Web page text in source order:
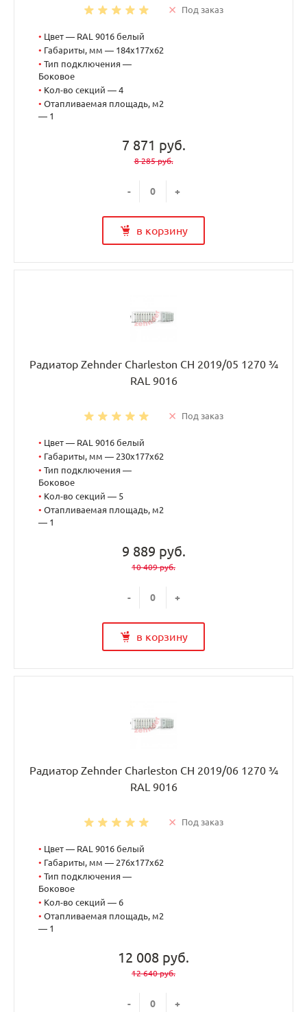
Под заказ
• Цвет — RAL 9016 белый
• Габариты, мм — 184x177x62
• Тип подключения —
Боковое
• Кол-во секций — 4
• Отапливаемая площадь, м2
— 1
7 871 руб.
8 285 руб.
- +
в корзину
Радиатор Zehnder Charleston CH 2019/05 1270 ¾
RAL 9016
Под заказ
• Цвет — RAL 9016 белый
• Габариты, мм — 230x177x62
• Тип подключения —
Боковое
• Кол-во секций — 5
• Отапливаемая площадь, м2
— 1
9 889 руб.
10 409 руб.
- +
в корзину
Радиатор Zehnder Charleston CH 2019/06 1270 ¾
RAL 9016
Под заказ
• Цвет — RAL 9016 белый
• Габариты, мм — 276x177x62
• Тип подключения —
Боковое
• Кол-во секций — 6
• Отапливаемая площадь, м2
— 1
12 008 руб.
12 640 руб.
- +